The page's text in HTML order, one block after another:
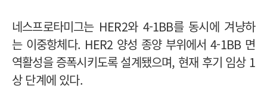
네스프로타미그는 HER2와 4-1BB를 동시에 겨냥하
는 이중항체다. HER2 양성 종양 부위에서 4-1BB 면
역활성을 증폭시키도록 설계됐으며, 현재 후기 임상 1
상 단계에 있다.